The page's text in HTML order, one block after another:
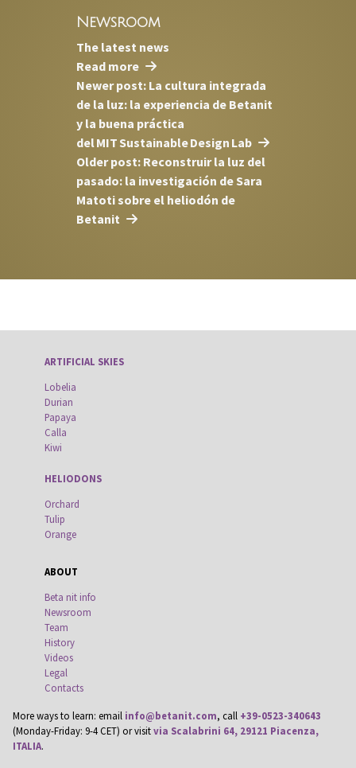
Newsroom
The latest news
Read more
Newer post: La cultura integrada
de la luz: la experiencia de Betanit
y la buena práctica
del MIT Sustainable Design Lab
Older post: Reconstruir la luz del
pasado: la investigación de Sara
Matoti sobre el heliodón de
Betanit
ARTIFICIAL SKIES
Lobelia
Durian
Papaya
Calla
Kiwi
HELIODONS
Orchard
Tulip
Orange
ABOUT
Beta nit info
Newsroom
Team
History
Videos
Legal
Contacts
More ways to learn: email info@betanit.com, call +39-0523-340643
(Monday-Friday: 9-4 CET) or visitvia Scalabrini 64, 29121 Piacenza,
ITALIA.